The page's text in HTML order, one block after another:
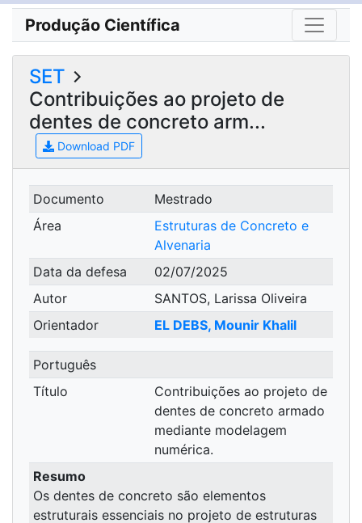
Produção Científica
SET
Contribuições ao projeto de
dentes de concreto arm...
Download PDF
Documento
Mestrado
Área
Estruturas de Concreto e
Alvenaria
Data da defesa
02/07/2025
Autor
SANTOS, Larissa Oliveira
Orientador
EL DEBS, Mounir Khalil
Português
Título
Contribuições ao projeto de
dentes de concreto armado
mediante modelagem
numérica.
Resumo
Os dentes de concreto são elementos
estruturais essenciais no projeto de estruturas